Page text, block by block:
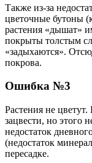
Также из-за
цветочные бутоны
растения «дышат»
покрыты толстым
«задыхаются».
покрова.
Ошибка №3
Растения не
зацвести, но этого
недостаток
(недостаток
пересадке.